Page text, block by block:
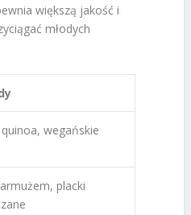
większą jakość i
młodych
quinoa, wegańskie
placki